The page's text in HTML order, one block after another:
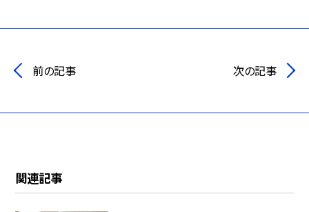
前の記事 次の記事
関連記事